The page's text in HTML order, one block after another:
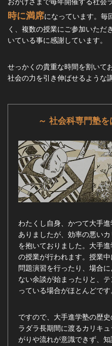
時に満席になっています。毎
く、複数の授業にご参加いただ
いている事に感謝しています。
せっかくの貴重な時間を割いて
社会の力を引き伸ばせるような
～ 社会科専門塾
わたくし自身、かつて大手
ありましたが、効率の悪い
を抱いておりました。大手
の授業が行われます。授業中
問題演習を行ったり、場合
ない余談が始まったりと、
っている場合がほとんどです
ですので、大手進学塾の歴
ラダラ長期間に渡るカリキ
がりや流れが意識できず、